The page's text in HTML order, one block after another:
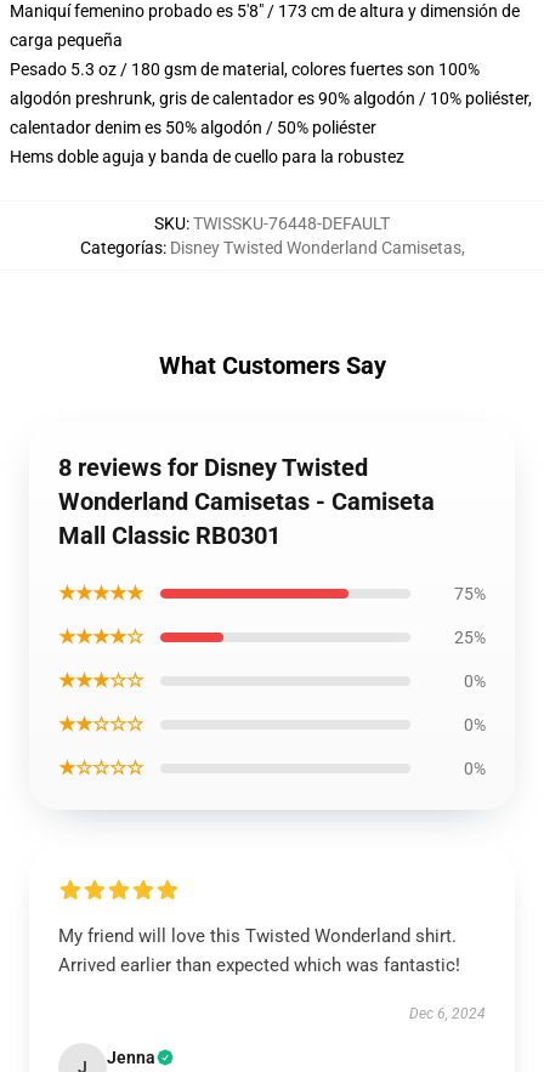
Maniquí femenino probado es 5'8" / 173 cm de altura y dimensión de
carga pequeña
Pesado 5.3 oz / 180 gsm de material, colores fuertes son 100%
algodón preshrunk, gris de calentador es 90% algodón / 10% poliéster,
calentador denim es 50% algodón / 50% poliéster
Hems doble aguja y banda de cuello para la robustez
SKU:TWISSKU-76448-DEFAULT
Categorías: Disney Twisted Wonderland Camisetas,
What Customers Say
8 reviews for Disney Twisted
Wonderland Camisetas - Camiseta
Mall Classic RB0301
★★★★★ 75%
★★★★☆ 25%
★★★☆☆ 0%
★★☆☆☆ 0%
★☆☆☆☆ 0%
My friend will love this Twisted Wonderland shirt.
Arrived earlier than expected which was fantastic!
Dec 6, 2024
J Jenna